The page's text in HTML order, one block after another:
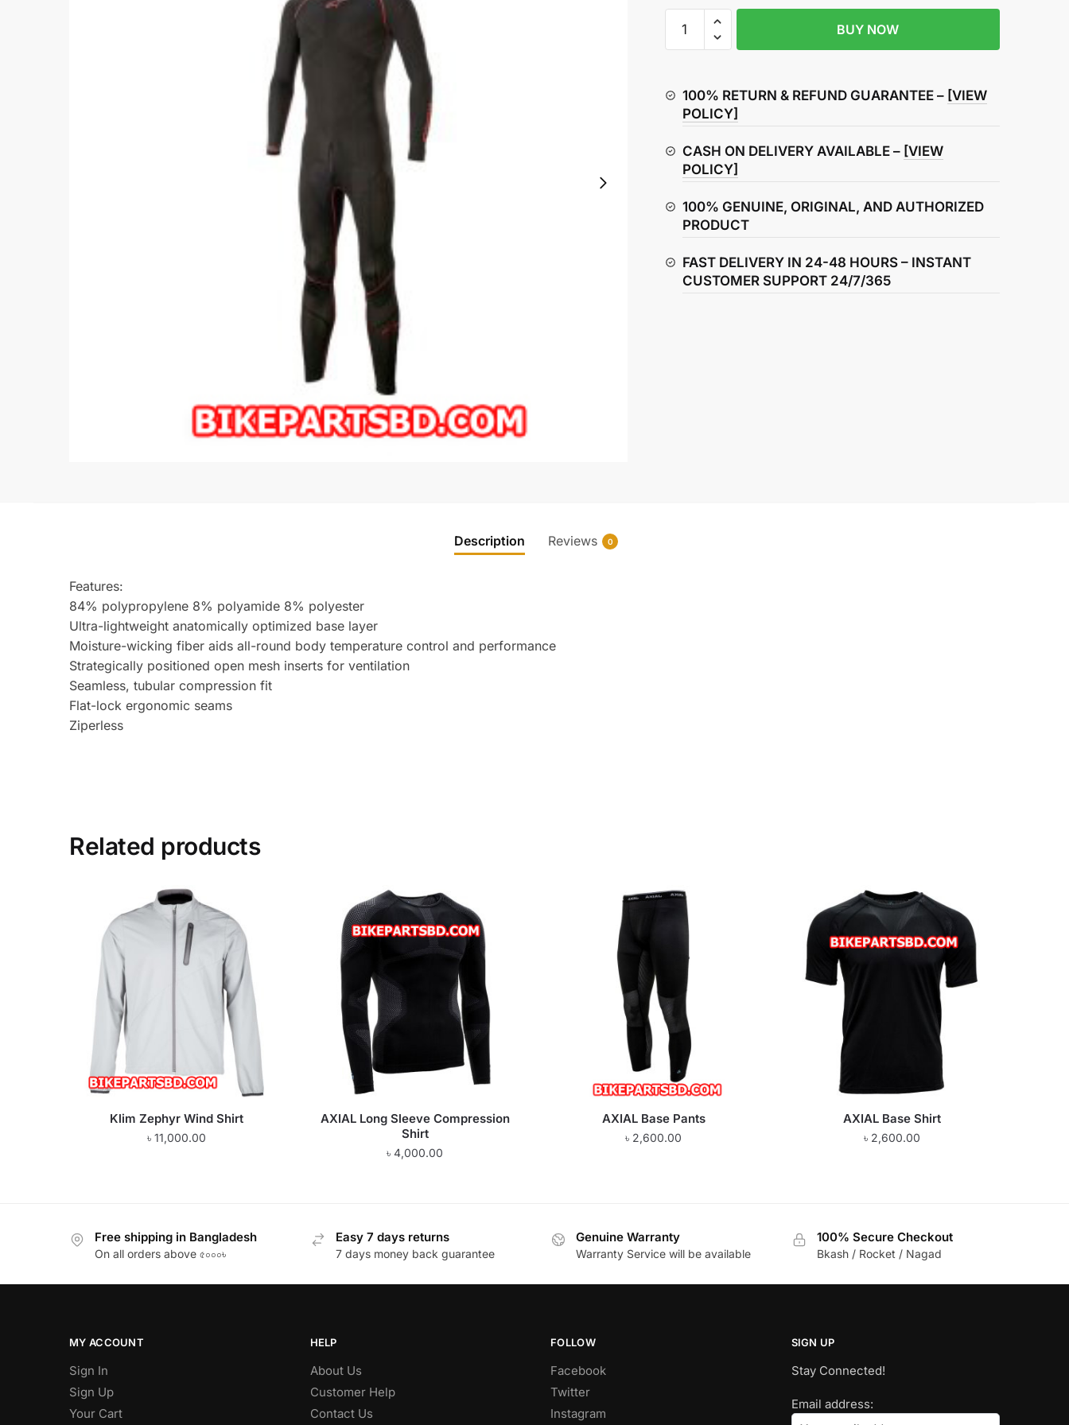
Alpinestars
Ride
Undersuit
quantity
BUY NOW
100% RETURN & REFUND GUARANTEE – [VIEW
POLICY]
CASH ON DELIVERY AVAILABLE – [VIEW
POLICY]
100% GENUINE, ORIGINAL, AND AUTHORIZED
PRODUCT
FAST DELIVERY IN 24-48 HOURS – INSTANT
CUSTOMER SUPPORT 24/7/365
Description Reviews 0
Features:
84% polypropylene 8% polyamide 8% polyester
Ultra-lightweight anatomically optimized base layer
Moisture-wicking fiber aids all-round body temperature control and performance
Strategically positioned open mesh inserts for ventilation
Seamless, tubular compression fit
Flat-lock ergonomic seams
Ziperless
Related products
Klim Zephyr Wind Shirt
৳ 11,000.00
AXIAL Long Sleeve Compression
Shirt
৳4,000.00
AXIAL Base Pants
৳ 2,600.00
AXIAL Base Shirt
৳ 2,600.00
Free shipping in Bangladesh
On all orders above ৫০০০৳
Easy 7 days returns
7 days money back guarantee
Genuine Warranty
Warranty Service will be available
100% Secure Checkout
Bkash / Rocket / Nagad
MY ACCOUNT
Sign In
Sign Up
Your Cart
HELP
About Us
Customer Help
Contact Us
FOLLOW
Facebook
Twitter
Instagram
SIGN UP
Stay Connected!
Email address: